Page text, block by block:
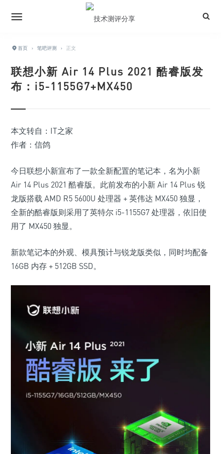
首页 › 笔吧评测 › 正文
联想小新 Air 14 Plus 2021 酷睿版发
布：i5-1155G7+MX450
本文转自：IT之家
作者：信鸽
今日联想小新宣布了一款全新配置的笔记本，名为小新
Air 14 Plus 2021 酷睿版。此前发布的小新 Air 14 Plus 锐
龙版搭载 AMD R5 5600U 处理器 + 英伟达 MX450 独显，
全新的酷睿版则采用了英特尔 i5-1155G7 处理器 ，依旧使
用了 MX450 独显。
新款笔记本的外观、模具预计与锐龙版类似，同时均配备
16GB 内存 + 512GB SSD。